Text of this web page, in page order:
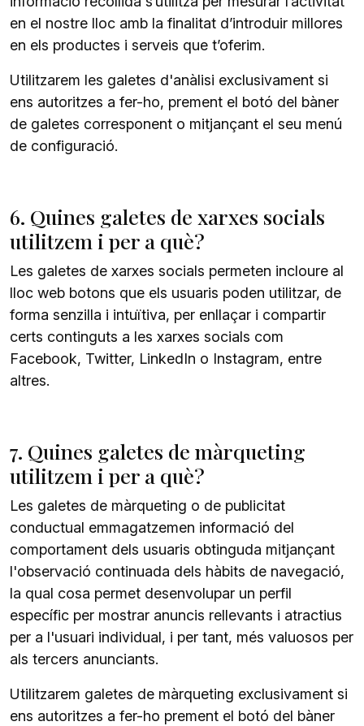
en el nostre lloc amb la finalitat d’introduir millores
en els productes i serveis que t’oferim.
Utilitzarem les galetes d'anàlisi exclusivament si
ens autoritzes a fer-ho, prement el botó del bàner
de galetes corresponent o mitjançant el seu menú
de configuració.
6. Quines galetes de xarxes socials
utilitzem i per a què?
Les galetes de xarxes socials permeten incloure al
lloc web botons que els usuaris poden utilitzar, de
forma senzilla i intuïtiva, per enllaçar i compartir
certs continguts a les xarxes socials com
Facebook, Twitter, LinkedIn o Instagram, entre
altres.
7. Quines galetes de màrqueting
utilitzem i per a què?
Les galetes de màrqueting o de publicitat
conductual emmagatzemen informació del
comportament dels usuaris obtinguda mitjançant
l'observació continuada dels hàbits de navegació,
la qual cosa permet desenvolupar un perfil
específic per mostrar anuncis rellevants i atractius
per a l'usuari individual, i per tant, més valuosos per
als tercers anunciants.
Utilitzarem galetes de màrqueting exclusivament si
ens autoritzes a fer-ho prement el botó del bàner